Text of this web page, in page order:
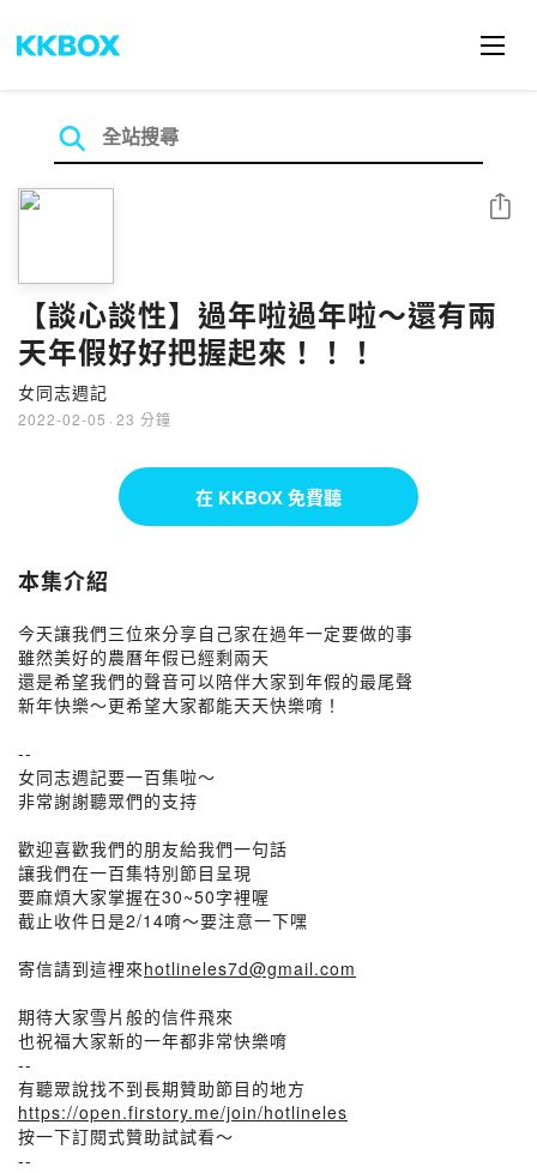
【談心談性】過年啦過年啦～還有兩
天年假好好把握起來！！！
女同志週記
2022-02-05 · 23 分鐘
分享
在 KKBOX 免費聽
本集介紹
今天讓我們三位來分享自己家在過年一定要做的事
雖然美好的農曆年假已經剩兩天
還是希望我們的聲音可以陪伴大家到年假的最尾聲
新年快樂～更希望大家都能天天快樂唷！
--
女同志週記要一百集啦～
非常謝謝聽眾們的支持
歡迎喜歡我們的朋友給我們一句話
讓我們在一百集特別節目呈現
要麻煩大家掌握在30~50字裡喔
截止收件日是2/14唷～要注意一下嘿
寄信請到這裡來hotlineles7d@gmail.com
期待大家雪片般的信件飛來
也祝福大家新的一年都非常快樂唷
--
有聽眾說找不到長期贊助節目的地方
https://open.firstory.me/join/hotlineles
按一下訂閱式贊助試試看～
--